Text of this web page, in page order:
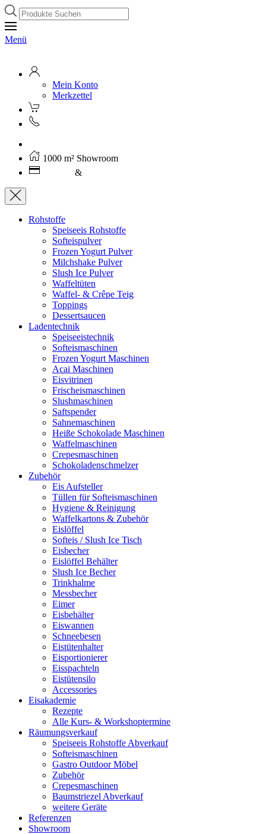
Products
search
Menü
Mein Konto
Merkzettel
1000 m² Showroom
&
Rohstoffe
Speiseeis Rohstoffe
Softeispulver
Frozen Yogurt Pulver
Milchshake Pulver
Slush Ice Pulver
Waffeltüten
Waffel- & Crêpe Teig
Toppings
Dessertsaucen
Ladentechnik
Speiseeistechnik
Softeismaschinen
Frozen Yogurt Maschinen
Acai Maschinen
Eisvitrinen
Frischeismaschinen
Slushmaschinen
Saftspender
Sahnemaschinen
Heiße Schokolade Maschinen
Waffelmaschinen
Crepesmaschinen
Schokoladenschmelzer
Zubehör
Eis Aufsteller
Tüllen für Softeismaschinen
Hygiene & Reinigung
Waffelkartons & Zubehör
Eislöffel
Softeis / Slush Ice Tisch
Eisbecher
Eislöffel Behälter
Slush Ice Becher
Trinkhalme
Messbecher
Eimer
Eisbehälter
Eiswannen
Schneebesen
Eistütenhalter
Eisportionierer
Eisspachteln
Eistütensilo
Accessories
Eisakademie
Rezepte
Alle Kurs- & Workshoptermine
Räumungsverkauf
Speiseeis Rohstoffe Abverkauf
Softeismaschinen
Gastro Outdoor Möbel
Zubehör
Crepesmaschinen
Baumstriezel Abverkauf
weitere Geräte
Referenzen
Showroom